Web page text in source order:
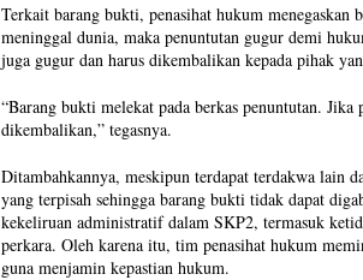
Terkait barang bukti, penasihat hukum
meninggal dunia, maka penuntutan gugur demi
juga gugur dan harus dikembalikan kepada pihak
“Barang bukti melekat pada berkas penuntutan.
dikembalikan,” tegasnya.
Ditambahkannya, meskipun terdapat terdakwa lain
yang terpisah sehingga barang bukti tidak dapat
kekeliruan administratif dalam SKP2, termasuk
perkara. Oleh karena itu, tim penasihat hukum
guna menjamin kepastian hukum.